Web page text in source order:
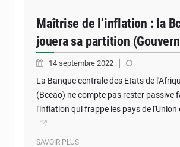
Maîtrise de l’inflation : la
jouera sa partition
14 septembre 2022
La Banque centrale des Etats de
(Bceao) ne compte pas rester passive
l'inflation qui frappe les pays de
SAVOIR PLUS